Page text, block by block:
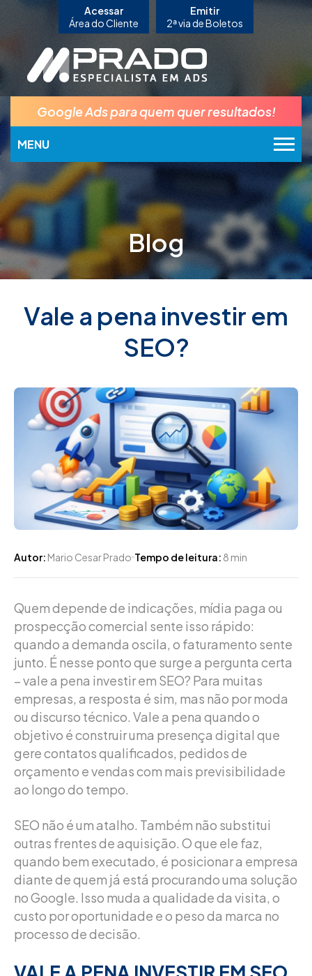
Acessar
Área do Cliente
Emitir
2ª via de Boletos
Google Ads para quem quer resultados!
MENU
Blog
Vale a pena investir em
SEO?
Autor: Mario Cesar Prado Tempo de leitura: 8 min
Quem depende de indicações, mídia paga ou
prospecção comercial sente isso rápido:
quando a demanda oscila, o faturamento sente
junto. É nesse ponto que surge a pergunta certa
– vale a pena investir em SEO? Para muitas
empresas, a resposta é sim, mas não por moda
ou discurso técnico. Vale a pena quando o
objetivo é construir uma presença digital que
gere contatos qualificados, pedidos de
orçamento e vendas com mais previsibilidade
ao longo do tempo.
SEO não é um atalho. Também não substitui
outras frentes de aquisição. O que ele faz,
quando bem executado, é posicionar a empresa
diante de quem já está procurando uma solução
no Google. Isso muda a qualidade da visita, o
custo por oportunidade e o peso da marca no
processo de decisão.